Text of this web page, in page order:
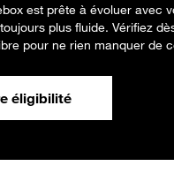
est prête à évoluer avec
plus fluide. Vérifiez
pour ne rien manquer de
éligibilité